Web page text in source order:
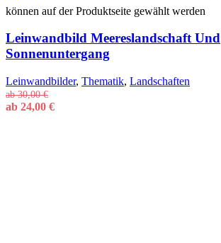
können auf der Produktseite gewählt werden
Leinwandbild Meereslandschaft Und
Sonnenuntergang
Leinwandbilder, Thematik, Landschaften
ab30,00€
ab 24,00 €